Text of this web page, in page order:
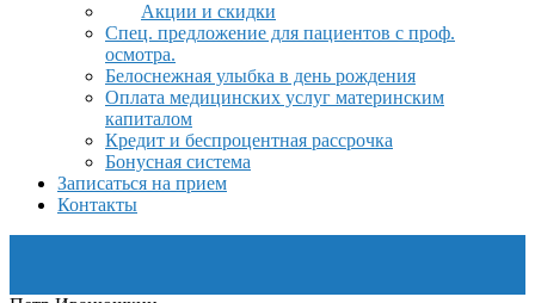
Акции и скидки
Спец. предложение для пациентов с проф.
осмотра.
Белоснежная улыбка в день рождения
Оплата медицинских услуг материнским
капиталом
Кредит и беспроцентная рассрочка
Бонусная система
Записаться на прием
Контакты